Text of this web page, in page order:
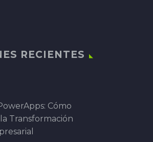
RECIENTES
Cómo
Transformación